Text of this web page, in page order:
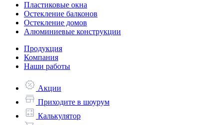
Пластиковые окна
Остекление балконов
Остекление домов
Алюминиевые конструкции
Продукция
Компания
Наши работы
Акции
Приходите в шоурум
Калькулятор